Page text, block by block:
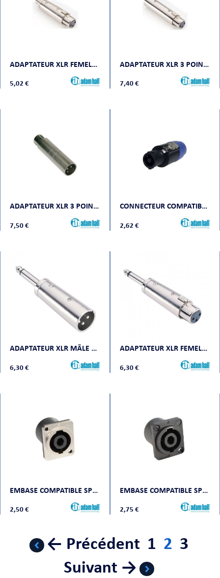
ADAPTATEUR XLR FEMELLE VERS RCA MÂLE
5,02 €
ADAPTATEUR XLR 3 POINTS FEMELLE VERS XLR 5 POINTS MÂLE
7,40 €
ADAPTATEUR XLR 3 POINTS MÂLE VERS XLR 5 POINTS FEMELLE
7,50 €
CONNECTEUR COMPATIBLE SPEAKON 4 POINTS
2,62 €
ADAPTATEUR XLR MÂLE VERS JACK MONO MÂLE
6,30 €
ADAPTATEUR XLR FEMELLE VERS JACK MONO MÂLE
6,30 €
EMBASE COMPATIBLE SPEAKON 4 POINTS, MÉTAL
2,50 €
EMBASE COMPATIBLE SPEAKON 4 POINTSN, PLASTIQUE
2,75 €
← Précédent 1 2 3
Suivant →